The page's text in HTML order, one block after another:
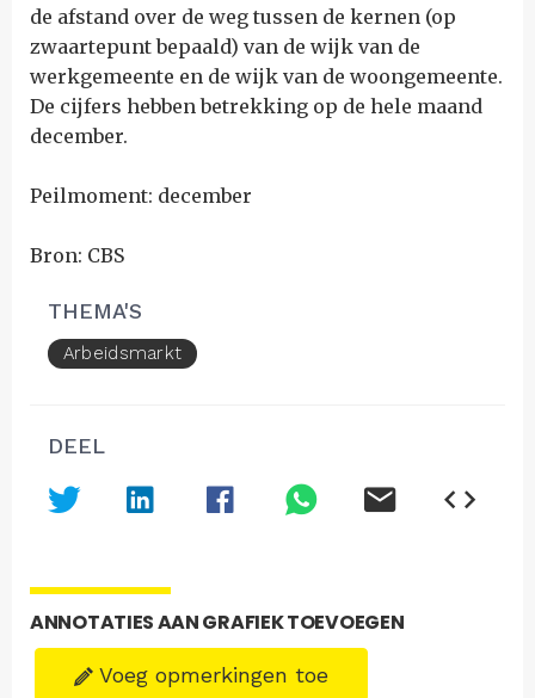
de afstand over de weg tussen de kernen (op
zwaartepunt bepaald) van de wijk van de
werkgemeente en de wijk van de woongemeente.
De cijfers hebben betrekking op de hele maand
december.
Peilmoment: december
Bron: CBS
THEMA'S
Arbeidsmarkt
DEEL
ANNOTATIES AAN GRAFIEK TOEVOEGEN
Voeg opmerkingen toe